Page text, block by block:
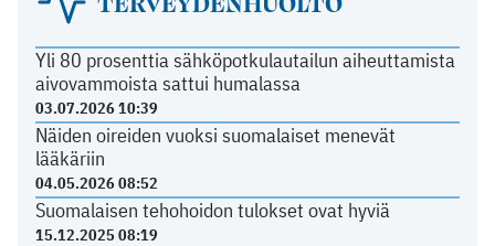
Yli 80 prosenttia sähköpotkulautailun aiheuttamista
aivovammoista sattui humalassa
03.07.2026 10:39
Näiden oireiden vuoksi suomalaiset menevät
lääkäriin
04.05.2026 08:52
Suomalaisen tehohoidon tulokset ovat hyviä
15.12.2025 08:19